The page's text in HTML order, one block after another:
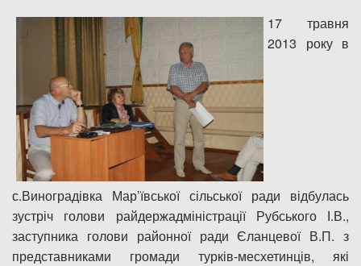
Платні послуги
17 травня
2013 року в
с.Виноградівка Мар’ївської сільської ради відбулась
зустріч голови райдержадміністрації Рубського І.В.,
заступника голови районної ради Єланцевої В.П. з
представниками громади турків-месхетинців, які